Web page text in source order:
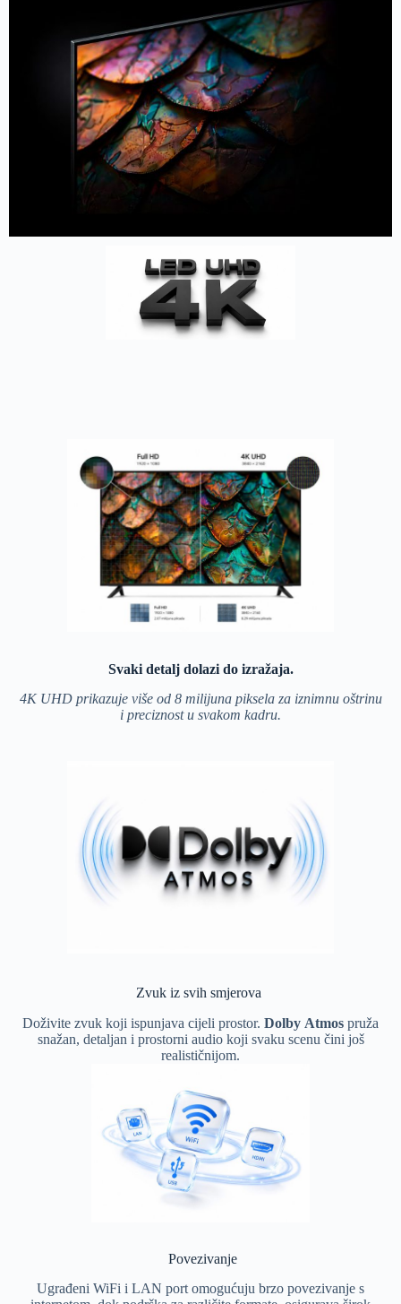
Zvuk iz svih smjerova
Doživite zvuk koji ispunjava cijeli prostor. Dolby Atmos pruža
snažan, detaljan i prostorni audio koji svaku scenu čini još
realističnijom.
Svaki detalj dolazi do izražaja.
4K UHD prikazuje više od 8 milijuna piksela za iznimnu oštrinu
i preciznost u svakom kadru.
Povezivanje
Ugrađeni WiFi i LAN port omogućuju brzo povezivanje s